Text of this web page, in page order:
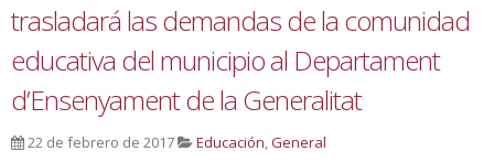
trasladará las demandas de la comunidad
educativa del municipio al Departament
d’Ensenyament de la Generalitat
22 de febrero de 2017 Educación,General